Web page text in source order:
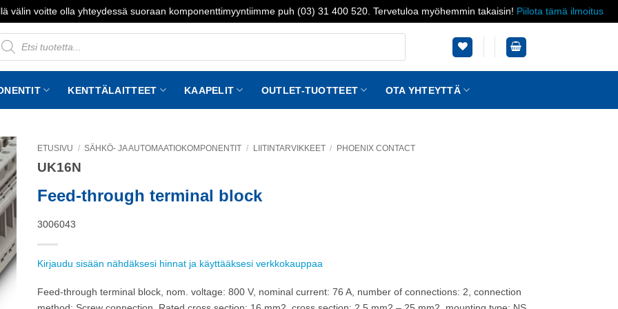
välin voitte olla yhteydessä suoraan komponenttimyyntiimme puh (03) 31 400 520. Tervetuloa myöhemmin takaisin! Piilota tämä ilmoitus
KENTTÄLAITTEET KAAPELIT OUTLET-TUOTTEET OTA YHTEYTTÄ
ETUSIVU / SÄHKÖ- JA AUTOMAATIOKOMPONENTIT / LIITINTARVIKKEET / PHOENIX CONTACT
UK16N
Feed-through terminal block
3006043
Kirjaudu sisään nähdäksesi hinnat ja käyttääksesi verkkokauppaa
Feed-through terminal block, nom. voltage: 800 V, nominal current: 76 A, number of connections: 2, connection